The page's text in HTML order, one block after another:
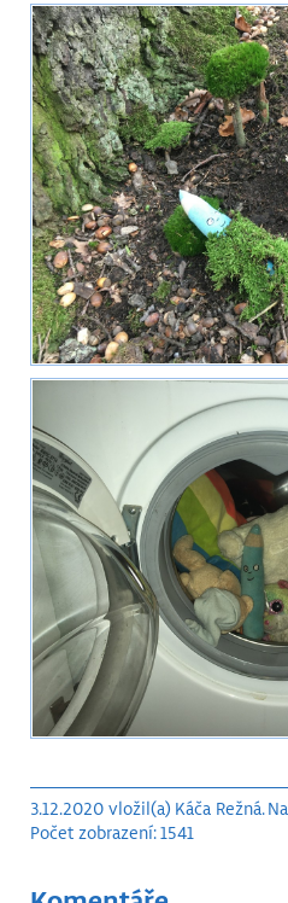
3.12.2020 vložil(a) Káča Režná.
Počet zobrazení: 1541